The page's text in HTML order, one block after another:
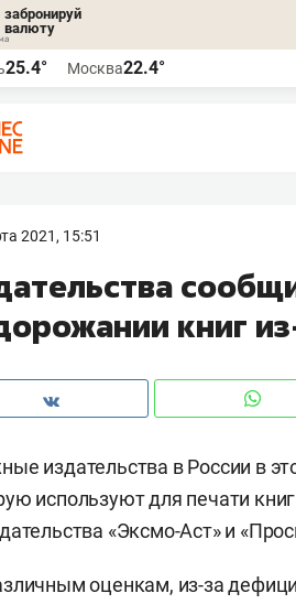
забронируй
валюту
25.4° Москва22.4°
2021, 15:51
книг
издательства в России в
используют для печати
«Эксмо-Аст» и
оценкам, из-за